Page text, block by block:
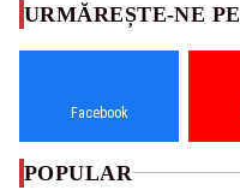
URMĂREȘTE-NE PE
Facebook
POPULAR